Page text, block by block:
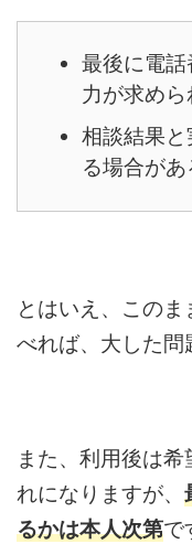
最後に電
力が求めら
相談結果
る場合があ
とはいえ、この
べれば、大した問
また、利用後は
れになりますが、
るかは本人次第で